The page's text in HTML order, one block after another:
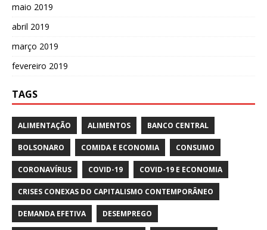
maio 2019
abril 2019
março 2019
fevereiro 2019
TAGS
ALIMENTAÇÃO ALIMENTOS BANCO CENTRAL
BOLSONARO COMIDA E ECONOMIA CONSUMO
CORONAVÍRUS COVID-19 COVID-19 E ECONOMIA
CRISES CONEXAS DO CAPITALISMO CONTEMPORÂNEO
DEMANDA EFETIVA DESEMPREGO